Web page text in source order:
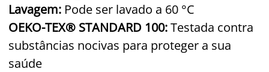
Lavagem: Pode ser lavado a 60 °C
OEKO-TEX® STANDARD 100:Testada contra
substâncias nocivas para proteger a sua
saúde